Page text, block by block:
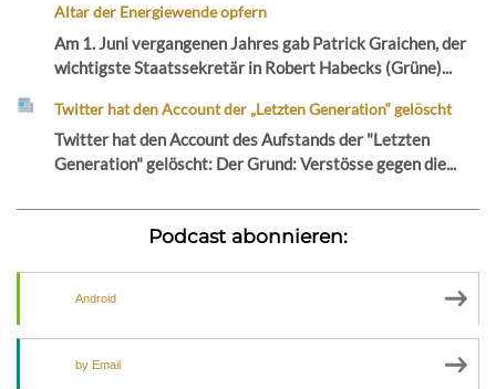
Altar der Energiewende opfern
Am 1. Juni vergangenen Jahres gab Patrick Graichen, der
wichtigste Staatssekretär in Robert Habecks (Grüne)...
Twitter hat den Account der „Letzten Generation“ gelöscht
Twitter hat den Account des Aufstands der "Letzten
Generation" gelöscht: Der Grund: Verstösse gegen die...
Podcast abonnieren:
Android
by Email